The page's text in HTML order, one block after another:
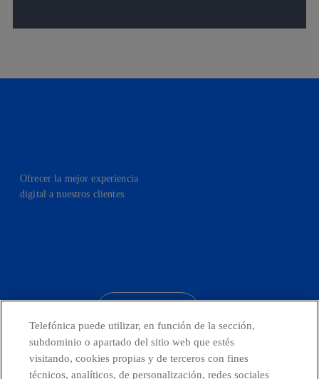
Ofrecer la mejor experiencia
digital a nuestros clientes.
Telefónica en redes sociales
Telefónica puede utilizar, en función de la sección,
subdominio o apartado del sitio web que estés
visitando, cookies propias y de terceros con fines
técnicos, analíticos, de personalización, redes sociales